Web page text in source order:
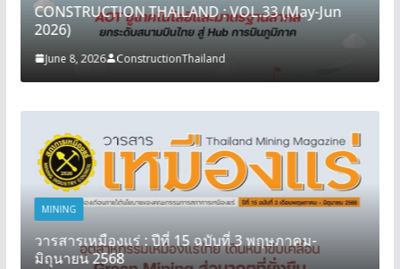
CONSTRUCTION THAILAND : VOL.33 (May-Jun
2026)
June 8, 2026 ConstructionThailand
MINING
วารสารเหมืองแร่ : ปีที่ 15 ฉบับที่ 3 พฤษภาคม-
มิถุนายน 2568